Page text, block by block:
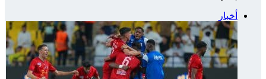
أخبار